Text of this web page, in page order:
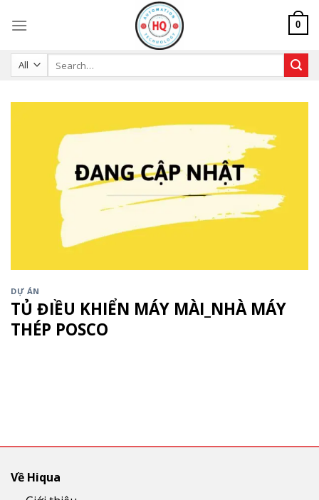
0
for:
DỰ ÁN
TỦ ĐIỀU KHIỂN MÁY MÀI_NHÀ MÁY
THÉP POSCO
Về Hiqua